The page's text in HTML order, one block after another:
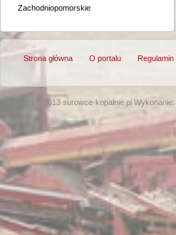
Zachodniopomorskie
Strona główna O portalu Regulamin
Copyright © 2013 surowce-kopalnie.pl Wykonanie: